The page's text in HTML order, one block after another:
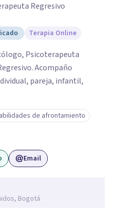
Regresivo
Terapia Online
Psicoterapeuta
Acompaño
pareja, infantil,
de afrontamiento
Email
Bogotá